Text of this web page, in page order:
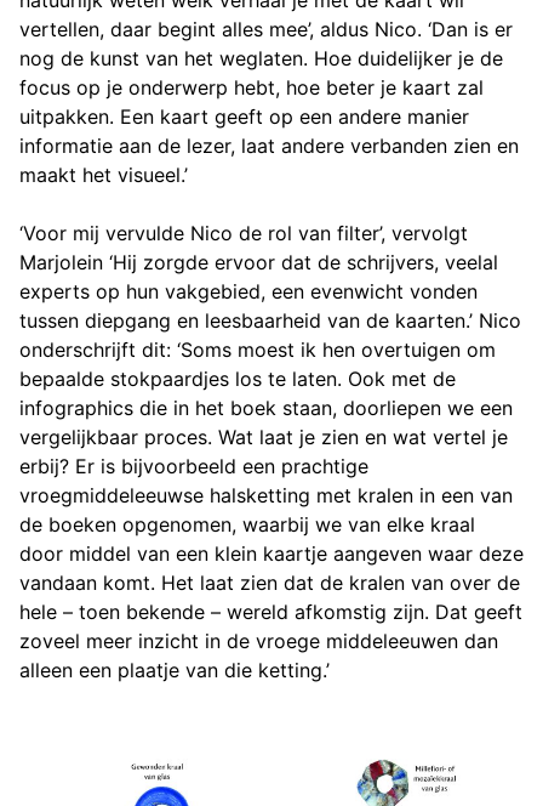
vertellen, daar begint alles mee’, aldus Nico. ‘Dan is er
nog de kunst van het weglaten. Hoe duidelijker je de
focus op je onderwerp hebt, hoe beter je kaart zal
uitpakken. Een kaart geeft op een andere manier
informatie aan de lezer, laat andere verbanden zien en
maakt het visueel.’
‘Voor mij vervulde Nico de rol van filter’, vervolgt
Marjolein ‘Hij zorgde ervoor dat de schrijvers, veelal
experts op hun vakgebied, een evenwicht vonden
tussen diepgang en leesbaarheid van de kaarten.’ Nico
onderschrijft dit: ‘Soms moest ik hen overtuigen om
bepaalde stokpaardjes los te laten. Ook met de
infographics die in het boek staan, doorliepen we een
vergelijkbaar proces. Wat laat je zien en wat vertel je
erbij? Er is bijvoorbeeld een prachtige
vroegmiddeleeuwse halsketting met kralen in een van
de boeken opgenomen, waarbij we van elke kraal
door middel van een klein kaartje aangeven waar deze
vandaan komt. Het laat zien dat de kralen van over de
hele – toen bekende – wereld afkomstig zijn. Dat geeft
zoveel meer inzicht in de vroege middeleeuwen dan
alleen een plaatje van die ketting.’